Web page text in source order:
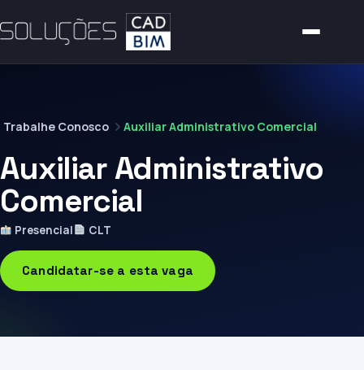
Trabalhe Conosco Auxiliar Administrativo Comercial
Auxiliar Administrativo
Comercial
Presencial CLT
Candidatar-se a esta vaga